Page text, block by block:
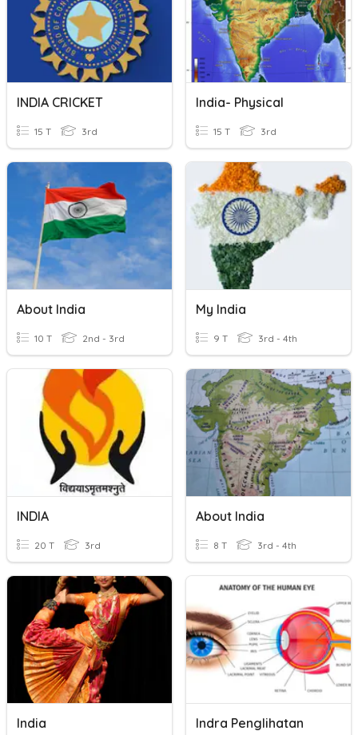
INDIA CRICKET
15 T 3rd
India- Physical
15 T 3rd
About India
10 T 2nd - 3rd
My India
9 T 3rd - 4th
INDIA
20 T 3rd
About India
8 T 3rd - 4th
India Indra Penglihatan